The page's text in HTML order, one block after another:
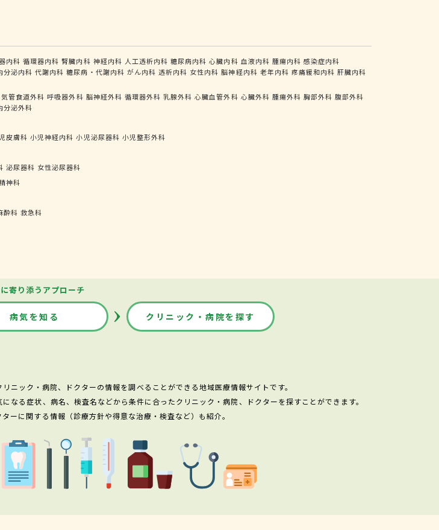
内科 循環器内科 腎臓内科 神経内科 人工透析内科 糖尿病内科 心臓内科 血液内科 腫瘍内科 感染症内科
分泌内科 代謝内科 糖尿病・代謝内科 がん内科 透析内科 女性内科 脳神経内科 老年内科 疼痛緩和内科 肝臓内科
気管食道外科 呼吸器外科 脳神経外科 循環器外科 乳腺外科 心臓血管外科 心臓外科 腫瘍外科 胸部外科 腹部外科
分泌外科
皮膚科 小児神経内科 小児泌尿器科 小児整形外科
泌尿器科 女性泌尿器科
神科
酔科 救急科
寄り添うアプローチ
病気を知る クリニック・病院を探す
ニック・病院、ドクターの情報を調べることができる地域医療情報サイトです。
る症状、病名、検査名などから条件に合ったクリニック・病院、ドクターを探すことができます。
ーに関する情報（診療方針や得意な治療・検査など）も紹介。